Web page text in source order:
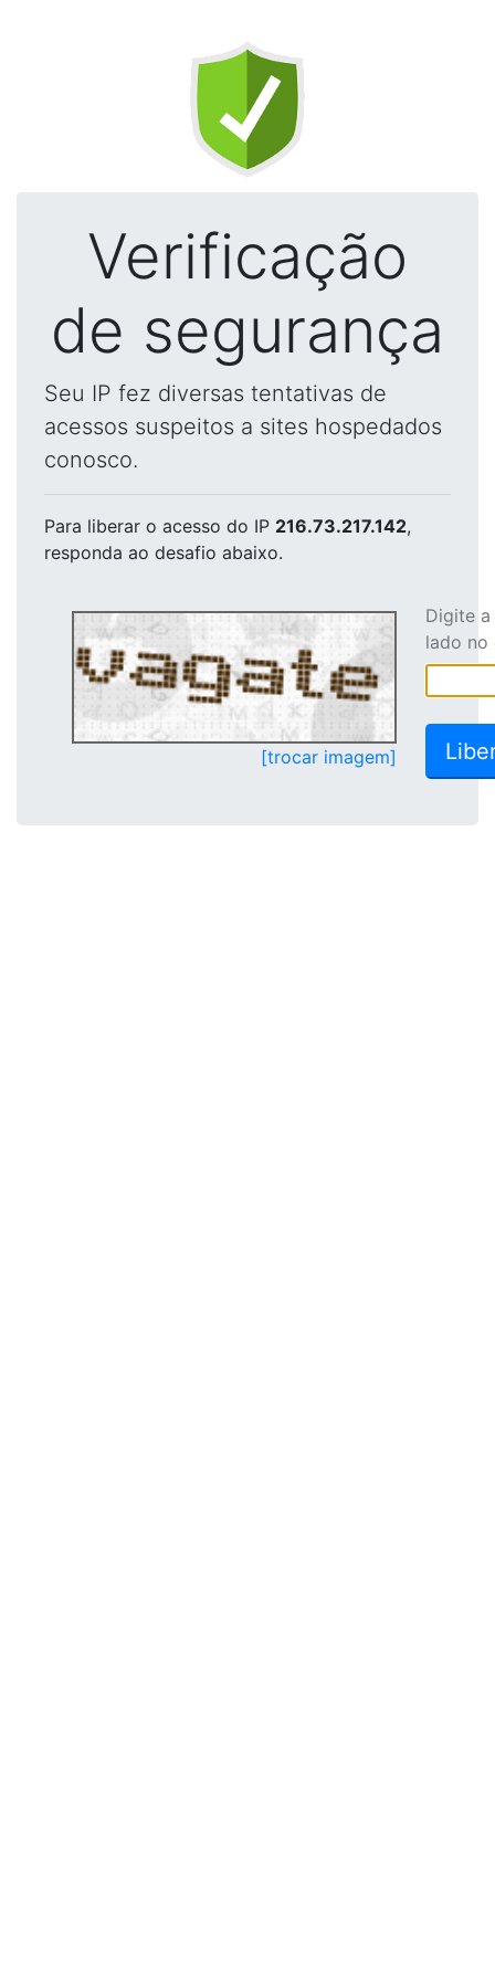
Verificação
de segurança
Seu IP fez diversas tentativas de
acessos suspeitos a sites hospedados
conosco.
Para liberar o acesso do IP 216.73.217.142,
responda ao desafio abaixo.
[trocar imagem]
Digite
lado no